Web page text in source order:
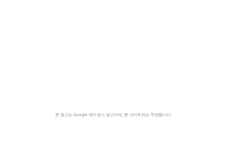
본 광고는 Google 애드센스 광고이며, 본 사이트와는 무관합니다.